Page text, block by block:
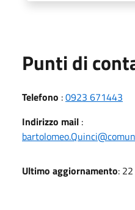
Punti di
Telefono :0923 671443
Indirizzo mail :
Ultimo aggiornamento: